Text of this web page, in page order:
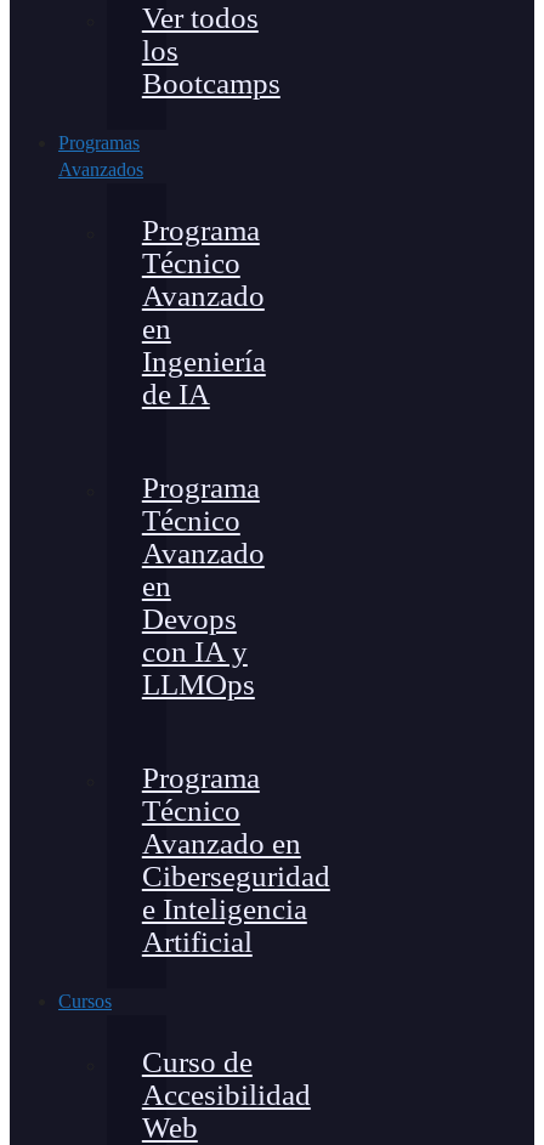
Ver todos
los
Bootcamps
Programas
Avanzados
Programa
Técnico
Avanzado
en
Ingeniería
de IA
Programa
Técnico
Avanzado
en
Devops
con IA y
LLMOps
Programa
Técnico
Avanzado en
Ciberseguridad
e Inteligencia
Artificial
Cursos
Curso de
Accesibilidad
Web